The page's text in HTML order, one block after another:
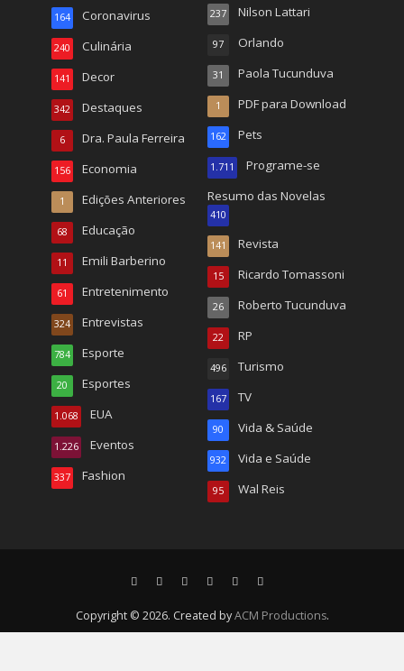
Coronavirus
164
Culinária
240
Decor
141
Destaques
342
Dra. Paula Ferreira
6
Economia
156
Edições Anteriores
1
Educação
68
Emili Barberino
11
Entretenimento
61
Entrevistas
324
Esporte
784
Esportes
20
EUA
1.068
Eventos
1.226
Fashion
337
Nilson Lattari
237
Orlando
97
Paola Tucunduva
31
PDF para Download
1
Pets
162
Programe-se
1.711
Resumo das Novelas
410
Revista
141
Ricardo Tomassoni
15
Roberto Tucunduva
26
RP
22
Turismo
496
TV
167
Vida & Saúde
90
Vida e Saúde
932
Wal Reis
95
Copyright © 2026. Created byACM Productions.